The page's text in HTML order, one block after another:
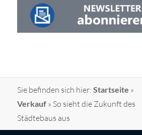
Sie befinden sich hier: Startseite »
Verkauf» So sieht die Zukunft des
Städtebaus aus